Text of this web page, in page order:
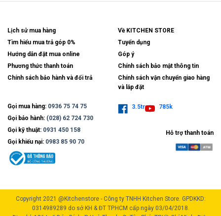
Lịch sử mua hàng
Tìm hiểu mua trả góp 0%
Hướng dẫn đặt mua online
Phương thức thanh toán
Chính sách bảo hành và đổi trả
Về KITCHEN STORE
Tuyển dụng
Góp ý
Chính sách bảo mật thông tin
Chính sách vận chuyển giao hàng
và lắp đặt
Gọi mua hàng: 0936 75 74 75
Gọi bảo hành: (028) 62 724 730
Gọi kỹ thuật: 0931 450 158
Gọi khiếu nại: 0983 85 90 70
3.5tr 785k
Hỗ trợ thanh toán
Copyright 2021 @Kitchenstore - Công ty TNHH Kitchen Store. GPDKKD:
0314989289 do sở KH & ĐT TP.HCM cấp ngày 03/04/2018.